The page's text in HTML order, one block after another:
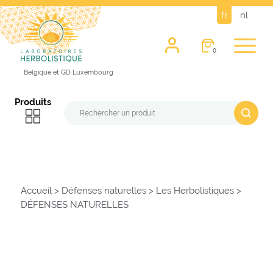
fr nl
Belgique et GD Luxembourg
0
Produits
Accueil > Défenses naturelles> Les Herbolistiques>
DÉFENSES NATURELLES